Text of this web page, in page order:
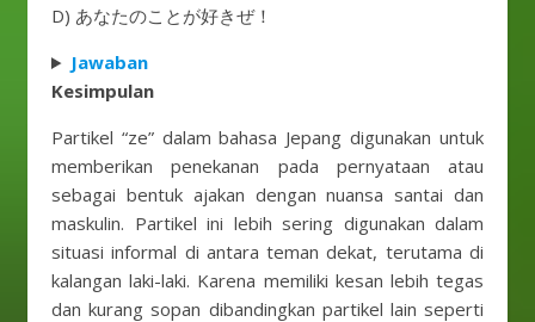
D) あなたのことが好きぜ！
Jawaban
Kesimpulan
Partikel “ze” dalam bahasa Jepang digunakan untuk
memberikan penekanan pada pernyataan atau
sebagai bentuk ajakan dengan nuansa santai dan
maskulin. Partikel ini lebih sering digunakan dalam
situasi informal di antara teman dekat, terutama di
kalangan laki-laki. Karena memiliki kesan lebih tegas
dan kurang sopan dibandingkan partikel lain seperti